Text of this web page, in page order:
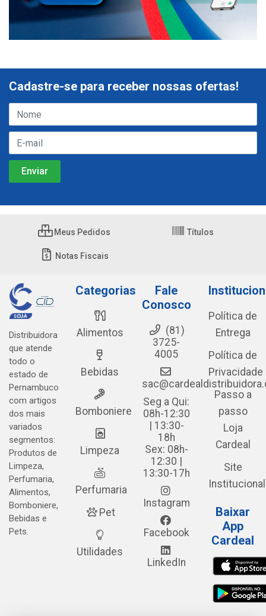
Cadastre-se para receber nossas ofertas!
Meus Pedidos Títulos
Notas Fiscais
Distribuidora
que atende
todo o
estado de
Pernambuco
com artigos
dos mais
variados
segmentos:
Produtos de
Limpeza,
Perfumaria,
Alimentos,
Bomboniere,
Bebidas e
Pets.
Categorias
Alimentos
Bebidas
Bomboniere
Limpeza
Perfumaria
Pet
Utilidades
Fale
Conosco
(81)
3725-
4005
Seg a Qui:
08h-12:30
| 13:30-
18h
Sex: 08h-
12:30 |
13:30-17h
Instagram
Facebook
LinkedIn
Política de
Entrega
Política de
Privacidade
Passo a
passo
Loja
Cardeal
Site
Institucional
Baixar
App
Cardeal